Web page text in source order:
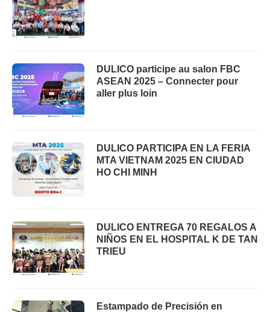
DULICO participe au salon FBC
ASEAN 2025 – Connecter pour
aller plus loin
DULICO PARTICIPA EN LA FERIA
MTA VIETNAM 2025 EN CIUDAD
HO CHI MINH
DULICO ENTREGA 70 REGALOS A
NIÑOS EN EL HOSPITAL K DE TAN
TRIEU
Estampado de Precisión en